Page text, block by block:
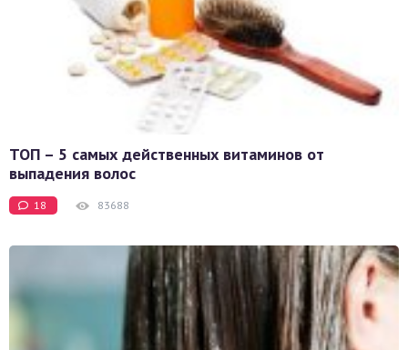
ТОП – 5 самых действенных витаминов от
выпадения волос
18 83688